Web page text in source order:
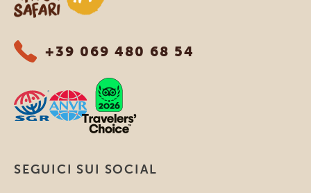
+39 069 480 68 54
SEGUICI SUI SOCIAL